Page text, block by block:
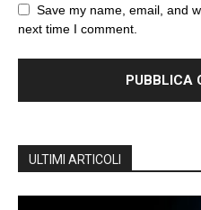
Save my name, email, and
next time I comment.
ULTIMI ARTICOLI